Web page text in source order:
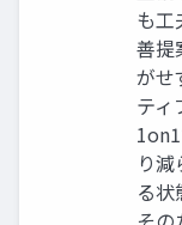
も工
善提
がせ
ティ
り
る